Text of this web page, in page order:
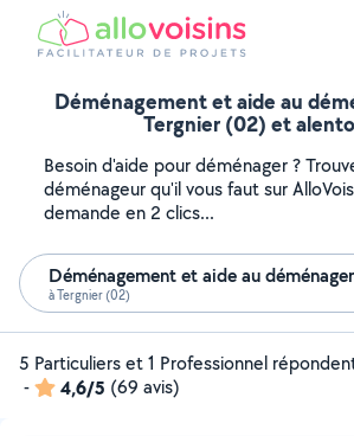
Déménagement et aide au
Tergnier (02) et
Besoin d'aide pour déménager ?
déménageur qu'il vous faut sur
demande en 2 clics...
Déménagement et aide au
à Tergnier (02)
5 Particuliers et 1 Professionnel
-
4,6/5 (69 avis)